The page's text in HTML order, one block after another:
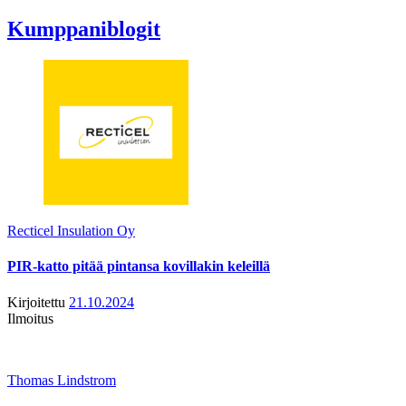
Kumppaniblogit
Recticel Insulation Oy
PIR-katto pitää pintansa kovillakin keleillä
Kirjoitettu 21.10.2024
Ilmoitus
Thomas Lindstrom